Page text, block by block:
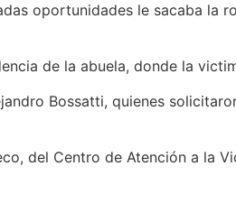
oportunidades le sacaba la
de la abuela, donde la
Bossatti, quienes
del Centro de Atención a la